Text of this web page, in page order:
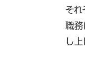
そ
職務
し